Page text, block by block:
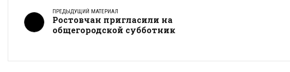
ПРЕДЫДУЩИЙ МАТЕРИАЛ
Ростовчан пригласили на
общегородской субботник